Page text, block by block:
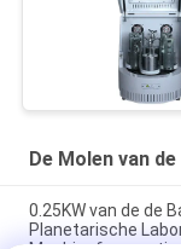
De Molen van
0.25KW van de de
Planetarische